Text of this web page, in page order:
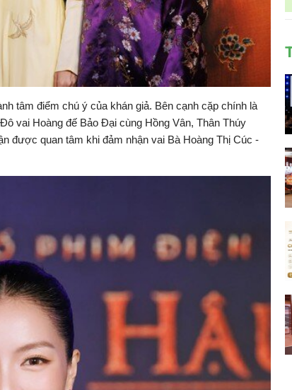
tâm điểm chú ý của khán giả. Bên cạnh cặp chính là
vai Hoàng đế Bảo Đại cùng Hồng Vân, Thân Thúy
được quan tâm khi đảm nhận vai Bà Hoàng Thị Cúc -